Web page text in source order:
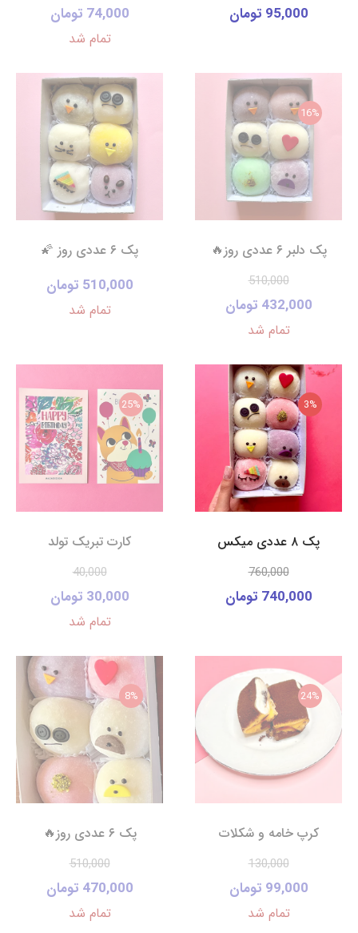
95,000 تومان 74,000 تومان
تمام شد
پک دلبر ۶ عددی روز🔥
510,000
432,000 تومان
16%
تمام شد
پک‌ ۶ عددی روز 🌠
510,000 تومان
تمام شد
پک ۸ عددی میکس
760,000
740,000 تومان
3%
کارت تبریک تولد
40,000
30,000 تومان
25%
تمام شد
کرپ خامه و شکلات
130,000
99,000 تومان
24%
تمام شد
پک ۶ عددی روز🔥
510,000
470,000 تومان
8%
تمام شد